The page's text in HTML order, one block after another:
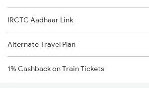
IRCTC Aadhaar Link
Alternate Travel Plan
1% Cashback on Train Tickets